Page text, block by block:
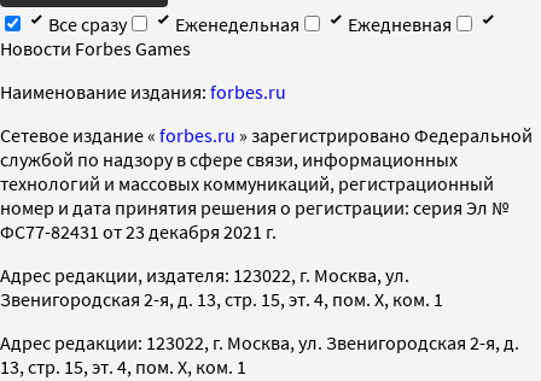
Все сразу
Еженедельная
Ежедневная
Новости Forbes Games
Наименование издания: forbes.ru
Cетевое издание « forbes.ru » зарегистрировано Федеральной
службой по надзору в сфере связи, информационных
технологий и массовых коммуникаций, регистрационный
номер и дата принятия решения о регистрации: серия Эл №
ФС77-82431 от 23 декабря 2021 г.
Адрес редакции, издателя: 123022, г. Москва, ул.
Звенигородская 2-я, д. 13, стр. 15, эт. 4, пом. X, ком. 1
Адрес редакции: 123022, г. Москва, ул. Звенигородская 2-я, д.
13, стр. 15, эт. 4, пом. X, ком. 1